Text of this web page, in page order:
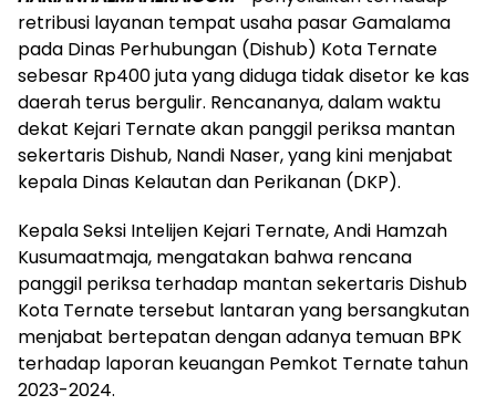
retribusi layanan tempat usaha pasar Gamalama
pada Dinas Perhubungan (Dishub) Kota Ternate
sebesar Rp400 juta yang diduga tidak disetor ke kas
daerah terus bergulir. Rencananya, dalam waktu
dekat Kejari Ternate akan panggil periksa mantan
sekertaris Dishub, Nandi Naser, yang kini menjabat
kepala Dinas Kelautan dan Perikanan (DKP).
Kepala Seksi Intelijen Kejari Ternate, Andi Hamzah
Kusumaatmaja, mengatakan bahwa rencana
panggil periksa terhadap mantan sekertaris Dishub
Kota Ternate tersebut lantaran yang bersangkutan
menjabat bertepatan dengan adanya temuan BPK
terhadap laporan keuangan Pemkot Ternate tahun
2023-2024.